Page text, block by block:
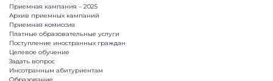
Приемная кампания – 2025
Архив приемных кампаний
Приемная комиссия
Платные образовательные услуги
Поступление иностранных граждан
Целевое обучение
Задать вопрос
Инсотранным абитуриентам